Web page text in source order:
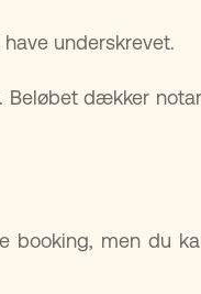
underskrevet.
Beløbet dækker
booking, men du